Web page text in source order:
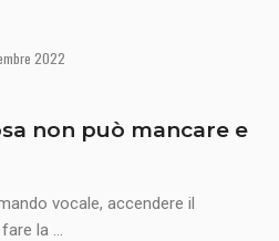
2022
non può mancare e
vocale, accendere il
la ...